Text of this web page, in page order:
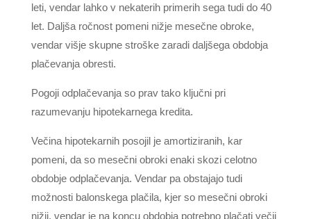
leti, vendar lahko v nekaterih primerih sega tudi do 40
let. Daljša ročnost pomeni nižje mesečne obroke,
vendar višje skupne stroške zaradi daljšega obdobja
plačevanja obresti.
Pogoji odplačevanja so prav tako ključni pri
razumevanju hipotekarnega kredita.
Večina hipotekarnih posojil je amortiziranih, kar
pomeni, da so mesečni obroki enaki skozi celotno
obdobje odplačevanja. Vendar pa obstajajo tudi
možnosti balonskega plačila, kjer so mesečni obroki
nižji, vendar je na koncu obdobja potrebno plačati večji